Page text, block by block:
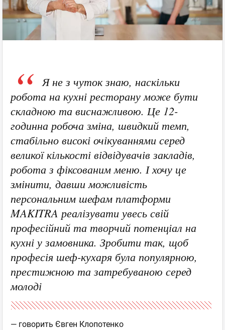
Я не з чуток знаю, наскільки
робота на кухні ресторану може бути
складною та виснажливою. Це 12-
годинна робоча зміна, швидкий темп,
стабільно високі очікуваннями серед
великої кількості відвідувачів закладів,
робота з фіксованим меню. І хочу це
змінити, давши можливість
персональним шефам платформи
MAKITRA реалізувати увесь свій
професійний та творчий потенціал на
кухні у замовника. Зробити так, щоб
професія шеф-кухаря була популярною,
престижною та затребуваною серед
молоді
— говорить Євген Клопотенко